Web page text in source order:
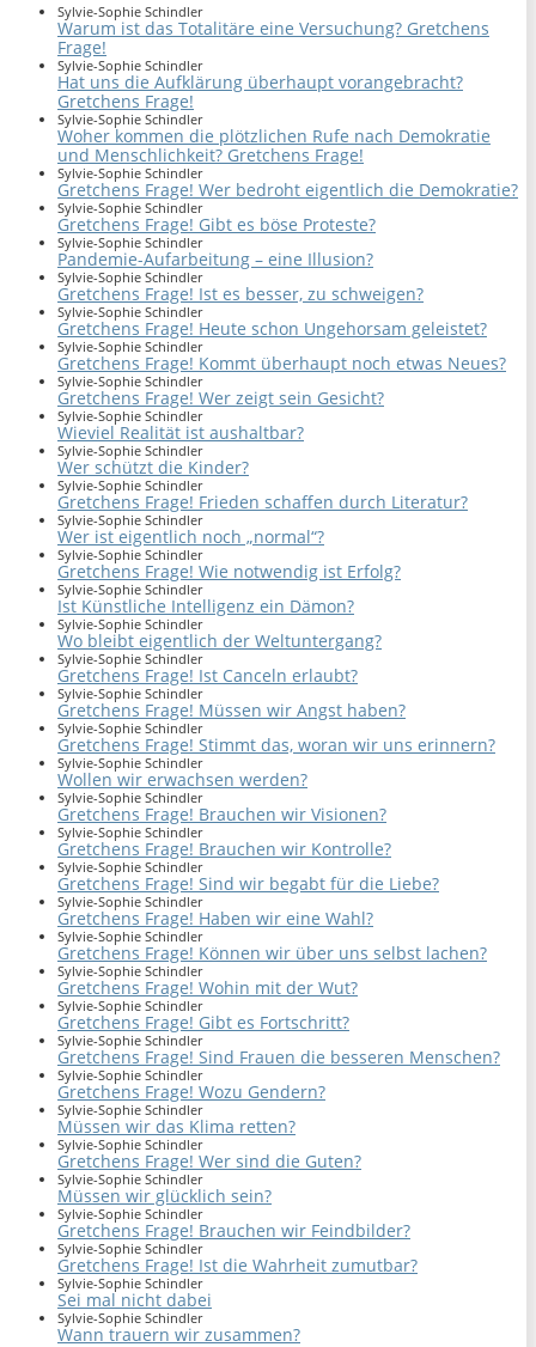
Sylvie-Sophie Schindler
Warum ist das Totalitäre eine Versuchung? Gretchens
Frage!
Sylvie-Sophie Schindler
Hat uns die Aufklärung überhaupt vorangebracht?
Gretchens Frage!
Sylvie-Sophie Schindler
Woher kommen die plötzlichen Rufe nach Demokratie
und Menschlichkeit? Gretchens Frage!
Sylvie-Sophie Schindler
Gretchens Frage! Wer bedroht eigentlich die Demokratie?
Sylvie-Sophie Schindler
Gretchens Frage! Gibt es böse Proteste?
Sylvie-Sophie Schindler
Pandemie-Aufarbeitung – eine Illusion?
Sylvie-Sophie Schindler
Gretchens Frage! Ist es besser, zu schweigen?
Sylvie-Sophie Schindler
Gretchens Frage! Heute schon Ungehorsam geleistet?
Sylvie-Sophie Schindler
Gretchens Frage! Kommt überhaupt noch etwas Neues?
Sylvie-Sophie Schindler
Gretchens Frage! Wer zeigt sein Gesicht?
Sylvie-Sophie Schindler
Wieviel Realität ist aushaltbar?
Sylvie-Sophie Schindler
Wer schützt die Kinder?
Sylvie-Sophie Schindler
Gretchens Frage! Frieden schaffen durch Literatur?
Sylvie-Sophie Schindler
Wer ist eigentlich noch „normal“?
Sylvie-Sophie Schindler
Gretchens Frage! Wie notwendig ist Erfolg?
Sylvie-Sophie Schindler
Ist Künstliche Intelligenz ein Dämon?
Sylvie-Sophie Schindler
Wo bleibt eigentlich der Weltuntergang?
Sylvie-Sophie Schindler
Gretchens Frage! Ist Canceln erlaubt?
Sylvie-Sophie Schindler
Gretchens Frage! Müssen wir Angst haben?
Sylvie-Sophie Schindler
Gretchens Frage! Stimmt das, woran wir uns erinnern?
Sylvie-Sophie Schindler
Wollen wir erwachsen werden?
Sylvie-Sophie Schindler
Gretchens Frage! Brauchen wir Visionen?
Sylvie-Sophie Schindler
Gretchens Frage! Brauchen wir Kontrolle?
Sylvie-Sophie Schindler
Gretchens Frage! Sind wir begabt für die Liebe?
Sylvie-Sophie Schindler
Gretchens Frage! Haben wir eine Wahl?
Sylvie-Sophie Schindler
Gretchens Frage! Können wir über uns selbst lachen?
Sylvie-Sophie Schindler
Gretchens Frage! Wohin mit der Wut?
Sylvie-Sophie Schindler
Gretchens Frage! Gibt es Fortschritt?
Sylvie-Sophie Schindler
Gretchens Frage! Sind Frauen die besseren Menschen?
Sylvie-Sophie Schindler
Gretchens Frage! Wozu Gendern?
Sylvie-Sophie Schindler
Müssen wir das Klima retten?
Sylvie-Sophie Schindler
Gretchens Frage! Wer sind die Guten?
Sylvie-Sophie Schindler
Müssen wir glücklich sein?
Sylvie-Sophie Schindler
Gretchens Frage! Brauchen wir Feindbilder?
Sylvie-Sophie Schindler
Gretchens Frage! Ist die Wahrheit zumutbar?
Sylvie-Sophie Schindler
Sei mal nicht dabei
Sylvie-Sophie Schindler
Wann trauern wir zusammen?